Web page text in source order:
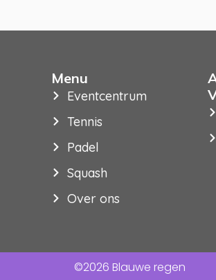
Menu
Eventcentrum
Tennis
Padel
Squash
Over ons
©2026 Blauwe regen